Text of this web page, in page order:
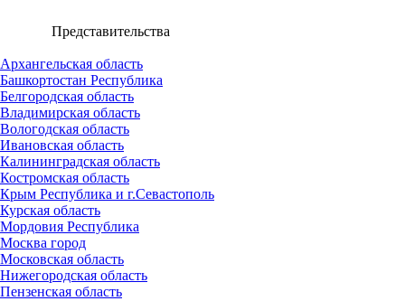
Представительства
Архангельская область
Башкортостан Республика
Белгородская область
Владимирская область
Вологодская область
Ивановская область
Калининградская область
Костромская область
Крым Республика и г.Севастополь
Курская область
Мордовия Республика
Москва город
Московская область
Нижегородская область
Пензенская область